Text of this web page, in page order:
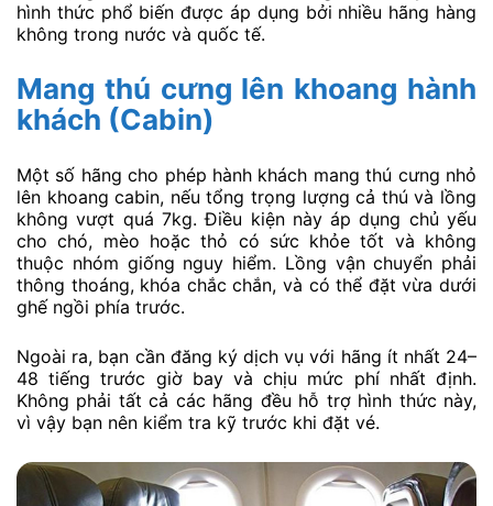
hình thức phổ biến được áp dụng bởi nhiều hãng hàng
không trong nước và quốc tế.
Mang thú cưng lên khoang hành
khách (Cabin)
Một số hãng cho phép hành khách mang thú cưng nhỏ
lên khoang cabin, nếu tổng trọng lượng cả thú và lồng
không vượt quá 7kg. Điều kiện này áp dụng chủ yếu
cho chó, mèo hoặc thỏ có sức khỏe tốt và không
thuộc nhóm giống nguy hiểm. Lồng vận chuyển phải
thông thoáng, khóa chắc chắn, và có thể đặt vừa dưới
ghế ngồi phía trước.
Ngoài ra, bạn cần đăng ký dịch vụ với hãng ít nhất 24–
48 tiếng trước giờ bay và chịu mức phí nhất định.
Không phải tất cả các hãng đều hỗ trợ hình thức này,
vì vậy bạn nên kiểm tra kỹ trước khi đặt vé.